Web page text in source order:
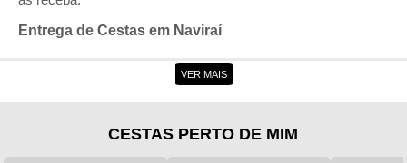
Entrega de Cestas em Naviraí
localização privilegiada
centros urbanos do Brasil e fronteiras da
foco diversos eventos que ocorrem nas arenas do município,
VER MAIS
CESTAS PERTO DE MIM